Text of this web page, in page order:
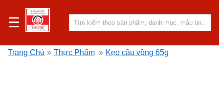
☰
Trang Chủ » Thực Phẩm » Kẹo cầu vồng 65g